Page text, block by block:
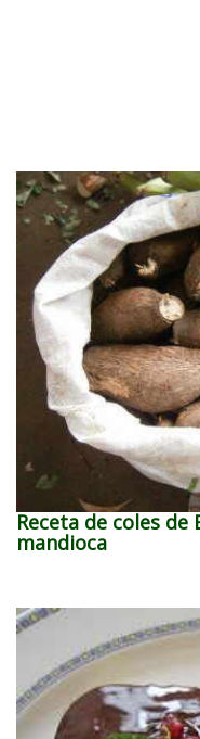
Receta de coles
mandioca